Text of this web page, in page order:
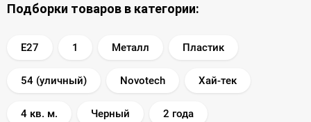
Подборки товаров в категории:
E27 1 Металл Пластик
54 (уличный) Novotech Хай-тек
4 кв. м. Черный 2 года